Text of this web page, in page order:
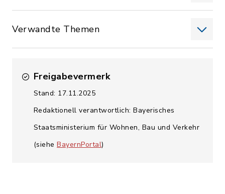
Verwandte Themen
Freigabevermerk
Stand: 17.11.2025
Redaktionell verantwortlich: Bayerisches
Staatsministerium für Wohnen, Bau und Verkehr
(siehe BayernPortal)